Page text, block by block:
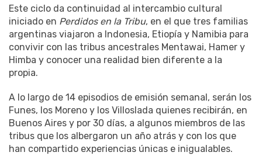
Este ciclo da continuidad al intercambio cultural
iniciado en Perdidos en la Tribu, en el que tres familias
argentinas viajaron a Indonesia, Etiopía y Namibia para
convivir con las tribus ancestrales Mentawai, Hamer y
Himba y conocer una realidad bien diferente a la
propia.
A lo largo de 14 episodios de emisión semanal, serán los
Funes, los Moreno y los Villoslada quienes recibirán, en
Buenos Aires y por 30 días, a algunos miembros de las
tribus que los albergaron un año atrás y con los que
han compartido experiencias únicas e inigualables.